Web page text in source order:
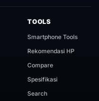
TOOLS
Smartphone Tools
Rekomendasi HP
Compare
Spesifikasi
Search